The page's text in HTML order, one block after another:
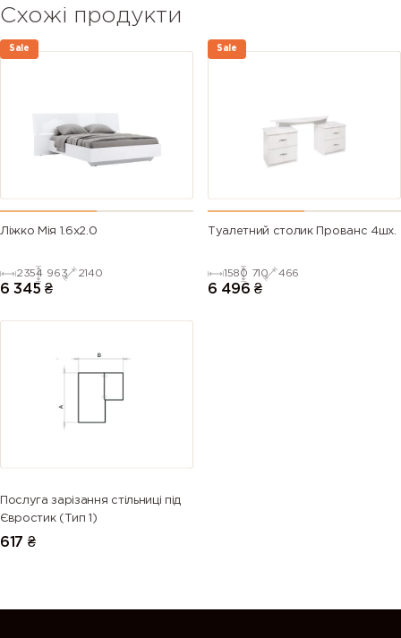
Схожі продукти
Sale
Ліжко Мія 1.6х2.0
2354 963 2140
6 345 ₴
Sale
Туалетний столик Прованс 4шх.
1580 710 466
6 496 ₴
Послуга зарізання стільниці під
Євростик (Тип 1)
617 ₴